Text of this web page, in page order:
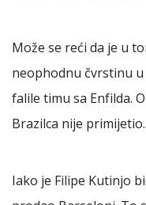
Može se reći da je u
neophodnu čvrstinu
falile timu sa Enfilda.
Brazilca nije
Iako je Filipe Kutinjo